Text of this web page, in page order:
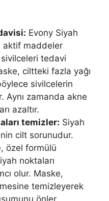
Evony Siyah
aktif maddeler
tedavi
ciltteki fazla yağı
sivilcelerin
Aynı zamanda akne
azaltır.
temizler: Siyah
cilt sorunudur.
özel formülü
noktaları
olur. Maske,
temizleyerek